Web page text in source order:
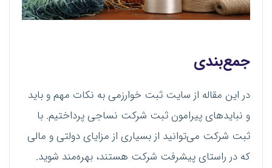
جمع‌بندی
در این مقاله از سایت ثبت خوارزمی به نکات مهم و باید
و نباید‌های پیرامون ثبت شرکت نساجی پرداختیم. با
ثبت شرکت می‌توانید از بسیاری از مزایای دولتی و مالی
که در راستای پیشرفت شرکت هستند، بهره‌مند شوید.